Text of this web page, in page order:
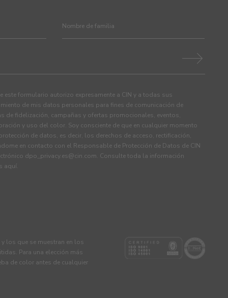
este formulario autorizo expresamente a CIN y a todas sus
de mis datos personales para fines de comunicación de
de fidelización, campañas y ofertas promocionales, eventos,
y uso del color. Soy consciente de que en cualquier momento
de datos, es decir, los derechos de acceso, rectificación,
en contacto con el Responsable de Protección de Datos de CIN
dpo_privacy.es@cin.com. Consulte toda la información
aquí.
los que se muestran en los
Para una elección más
de color antes de cualquier